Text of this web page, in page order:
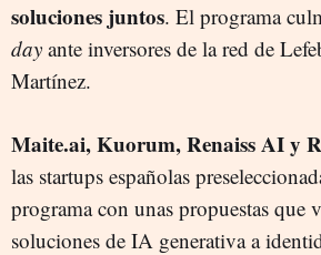
soluciones juntos. El programa
day ante inversores de la red de
Martínez.
Maite.ai, Kuorum, Renaiss AI y
las startups españolas
programa con unas propuestas que
soluciones de IA generativa a